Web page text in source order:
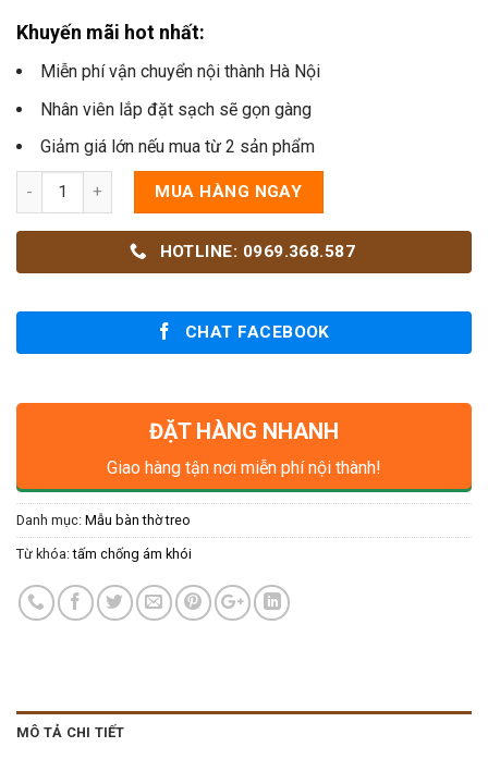
Khuyến mãi hot nhất:
Miễn phí vận chuyển nội thành Hà Nội
Nhân viên lắp đặt sạch sẽ gọn gàng
Giảm giá lớn nếu mua từ 2 sản phẩm
MUA HÀNG NGAY
HOTLINE: 0969.368.587
CHAT FACEBOOK
ĐẶT HÀNG NHANH
Giao hàng tận nơi miễn phí nội thành!
Danh mục: Mẫu bàn thờ treo
Từ khóa:tấm chống ám khói
MÔ TẢ CHI TIẾT